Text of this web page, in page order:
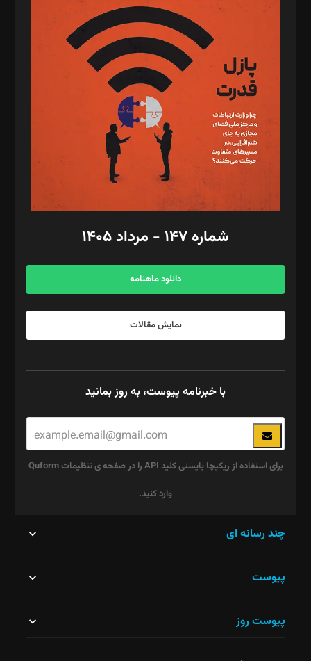
د‌بیر پیوست جهان: مینا پاکدل
د‌بیر تحریریه آنلاین: بابک نقاش
تحریریه‌: مجتبی محمود‌ی، آرش برهمند، یسنا امان‌پور، سروش کرمیان،
مصطفی مسجدی آرانی، ابوالفضل رجبی، زهرا فکرانه، فائزه فتحی
رستمی،مصطفی باستان
ویرایش: نگار استاد‌‌آقا
طراح یونیفرم: مجید توکلی
فیلمبرداری و عکاسی: امیر شفیعی، مانی لطفی زاده
گرافیک و صفحه‌آرایی: سید‌سبحان‌علی ثابت
مد‌یر توسعه تجاری: کامبیز برید‌
امور مالی: شاپور رهبری، محمد‌ کاظمی‌نیا
آگهی و مشترکین: ۰۹۱۹۹۹۹۰۴۵۴
شماره ۱۴۷ - مرداد ۱۴۰۵
دانلود ماهنامه
نمایش مقالات
با خبرنامه پیوست، به روز بمانید
برای استفاده از ریکپچا بایستی کلید API را در صفحه ی تنظیمات Quform
وارد کنید.
نباید
چند رسانه ای
پیوست
پیوست روز